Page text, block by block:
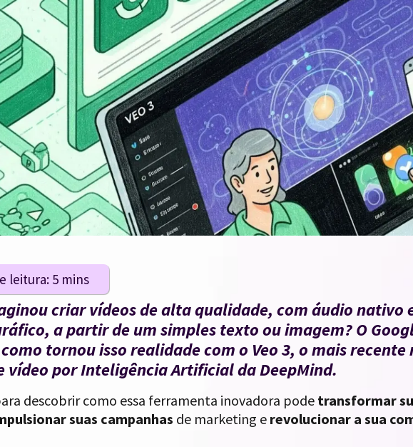
criar vídeos de alta qualidade, com áudio nativo
a partir de um simples texto ou imagem? O
tornou isso realidade com o Veo 3, o mais recente
vídeo por Inteligência Artificial da DeepMind.
descobrir como essa ferramenta inovadora pode transformar
suas campanhas de marketing e revolucionar a sua